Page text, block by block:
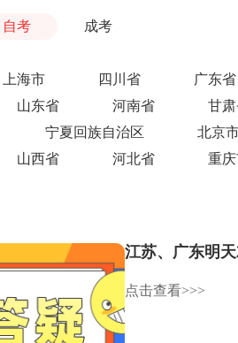
自考 成考
上海市 四川省
广东省
山东省 河南省
甘
宁夏回族自治区
北京
山西省 河北省 重
江苏、广东明
点击查看>>>